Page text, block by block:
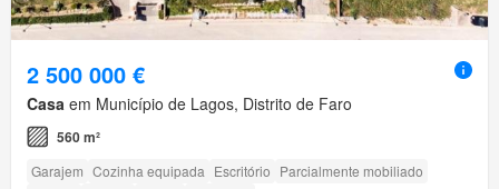
2 500 000 €
Casa em Município de Lagos, Distrito de Faro
560 m²
Garajem Cozinha equipada Escritório Parcialmente mobiliado